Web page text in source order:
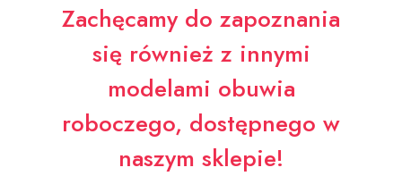
Zachęcamy do zapoznania
się również z innymi
modelami obuwia
roboczego, dostępnego w
naszym sklepie!